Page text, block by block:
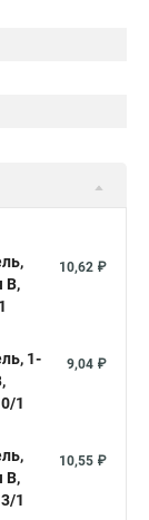
B,
10,62 ₽
1-
1
9,04 ₽
B,
1
10,55 ₽